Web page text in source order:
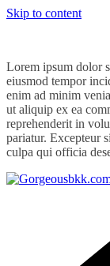
Skip to content
Lorem ipsum dolor
eiusmod tempor
enim ad minim
ut aliquip ex ea
reprehenderit in
pariatur. Excepteur
culpa qui officia